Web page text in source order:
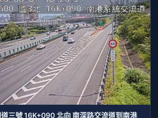
三號 16K+090 北向 南深路交流道到南港